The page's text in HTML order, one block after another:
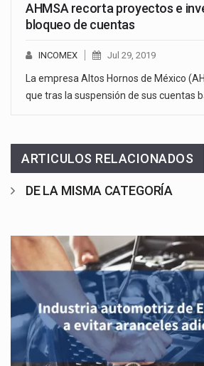
AHMSA recorta proyectos e
bloqueo de cuentas
INCOMEX Jul 29, 2019
La empresa Altos Hornos de México
que tras la suspensión de sus cuentas
ARTICULOS RELACIONADOS
DE LA MISMA CATEGORÍA